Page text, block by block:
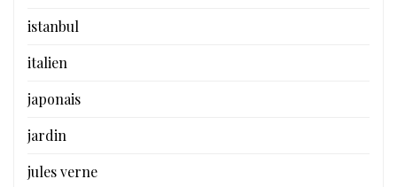
istanbul
italien
japonais
jardin
jules verne